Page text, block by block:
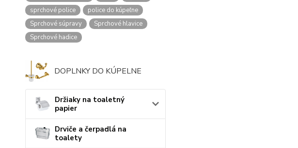
sprchové police
police do kúpeľne
Sprchové súpravy
Sprchové hlavice
Sprchové hadice
DOPLNKY DO KÚPELNE
Držiaky na toaletný
papier
Drviče a čerpadlá na
toalety